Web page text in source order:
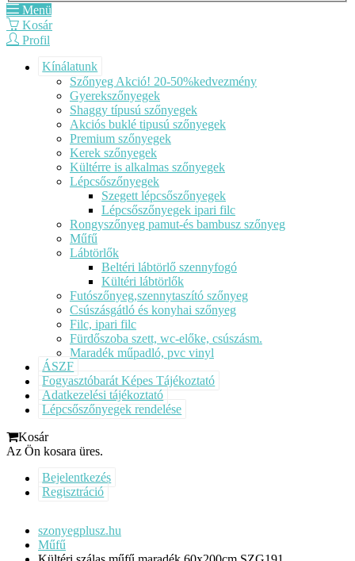
Menü
Kosár
Profil
Kínálatunk
Szőnyeg Akció! 20-50%kedvezmény
Gyerekszőnyegek
Shaggy típusú szőnyegek
Akciós buklé tipusú szőnyegek
Premium szőnyegek
Kerek szőnyegek
Kültérre is alkalmas szőnyegek
Lépcsőszőnyegek
Szegett lépcsőszőnyegek
Lépcsőszőnyegek ipari filc
Rongyszőnyeg pamut-és bambusz szőnyeg
Műfű
Lábtörlők
Beltéri lábtörlő szennyfogó
Kültéri lábtörlők
Futószőnyeg,szennytaszító szőnyeg
Csúszásgátló és konyhai szőnyeg
Filc, ipari filc
Fürdőszoba szett, wc-előke, csúszásm.
Maradék műpadló, pvc vinyl
ÁSZF
Fogyasztóbarát Képes Tájékoztató
Adatkezelési tájékoztató
Lépcsőszőnyegek rendelése
Kosár
Az Ön kosara üres.
Bejelentkezés
Regisztráció
szonyegplusz.hu
Műfű